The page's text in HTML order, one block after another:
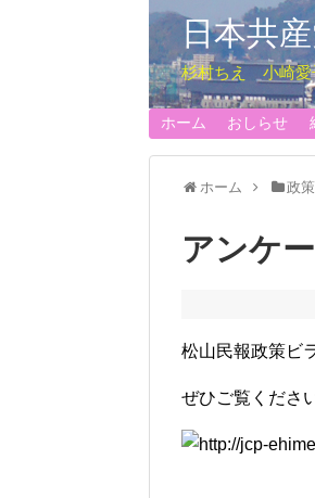
日本共
杉村ちえ 小崎愛
ホーム おしらせ
ホーム 政策
アンケ
松山民報政策ビ
ぜひご覧くださ